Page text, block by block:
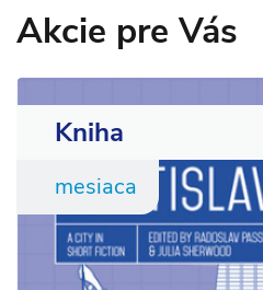
Akcie pre Vás
Kniha
mesiaca